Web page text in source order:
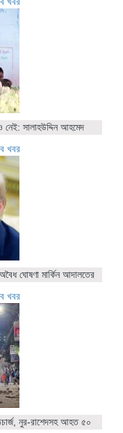
নেই: সালাহউদ্দিন আহমেদ
খবর
ঘোষণা মার্কিন আদালতের
খবর
নুর-রাশেদসহ আহত ৫০